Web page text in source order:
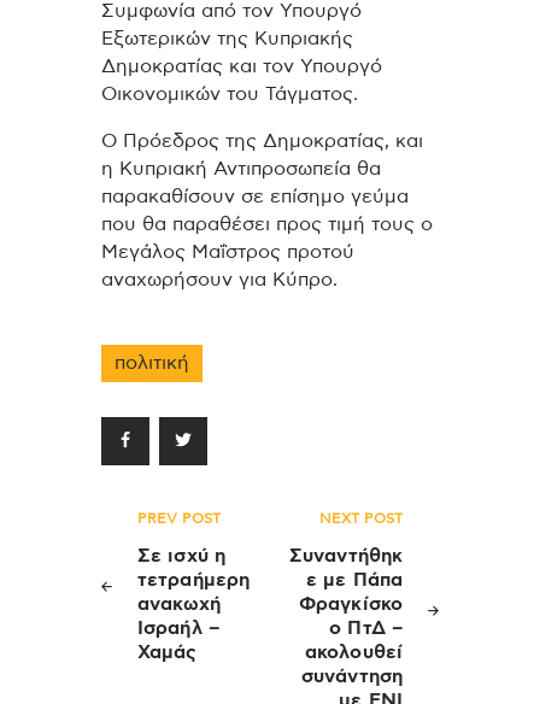
Συμφωνία από τον Υπουργό
Εξωτερικών της Κυπριακής
Δημοκρατίας και τον Υπουργό
Οικονομικών του Τάγματος.
Ο Πρόεδρος της Δημοκρατίας, και
η Κυπριακή Αντιπροσωπεία θα
παρακαθίσουν σε επίσημο γεύμα
που θα παραθέσει προς τιμή τους ο
Μεγάλος Μαΐστρος προτού
αναχωρήσουν για Κύπρο.
πολιτική
Πλοήγηση
άρθρων
PREV POST
Σε ισχύ η
τετραήμερη
ανακωχή
Ισραήλ –
Χαμάς
NEXT POST
Συναντήθηκ
ε με Πάπα
Φραγκίσκο
ο ΠτΔ –
ακολουθεί
συνάντηση